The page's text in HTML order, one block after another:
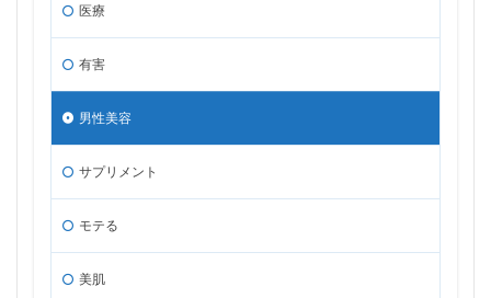
医療
有害
男性美容
サプリメント
モテる
美肌